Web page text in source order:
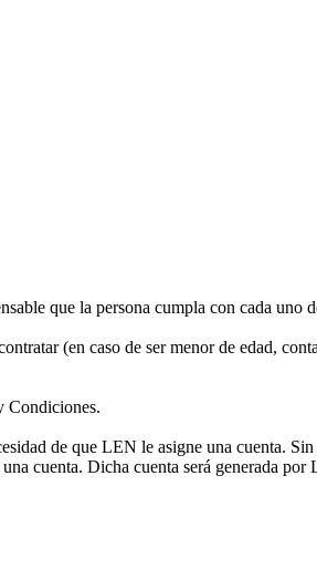
que la persona cumpla con cada uno
(en caso de ser menor de edad,
Condiciones.
de que LEN le asigne una cuenta.
cuenta. Dicha cuenta será generada